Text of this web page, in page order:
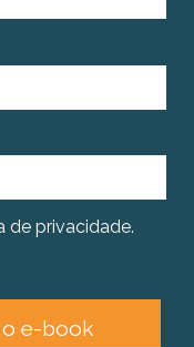
privacidade.
o e-book